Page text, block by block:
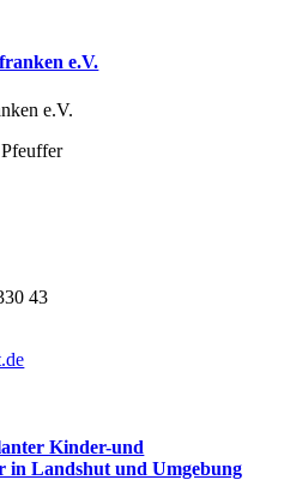
e.V.
e.V.
43
Kinder-und
in Landshut und Umgebung